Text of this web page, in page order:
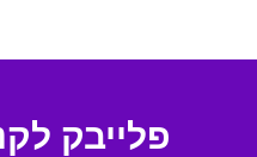
פלייבק